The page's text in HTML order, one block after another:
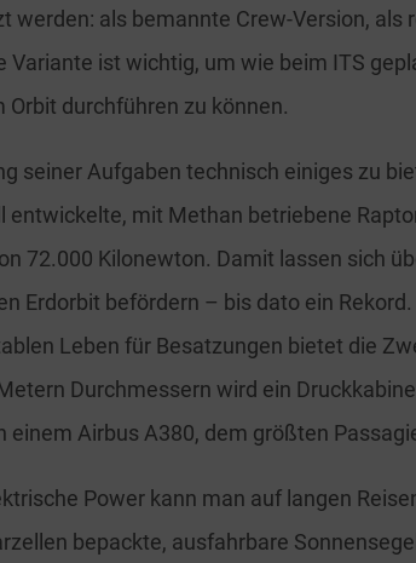
werden: als bemannte Crew-Version, als
Variante ist wichtig, um wie beim ITS
durchführen zu können.
seiner Aufgaben technisch einiges zu
entwickelte, mit Methan betriebene
72.000 Kilonewton. Damit lassen sich
Erdorbit befördern – bis dato ein
Leben für Besatzungen bietet die
Durchmessern wird ein
einem Airbus A380, dem größten
Power kann man auf langen
bepackte, ausfahrbare